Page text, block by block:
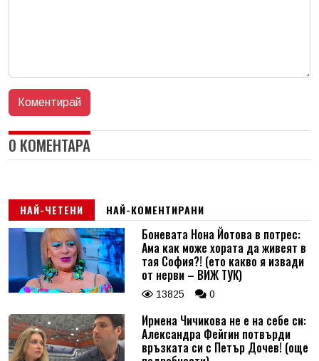
0 КОМЕНТАРА
НАЙ-ЧЕТЕНИ НАЙ-КОМЕНТИРАНИ
Боневата Нона Йотова в потрес:
Ама как може хората да живеят в
тая София?! (ето какво я извади
от нерви – ВИЖ ТУК)
13825 0
Ирмена Чичикова не е на себе си:
Александра Фейгин потвърди
връзката си с Петър Дочев! (още